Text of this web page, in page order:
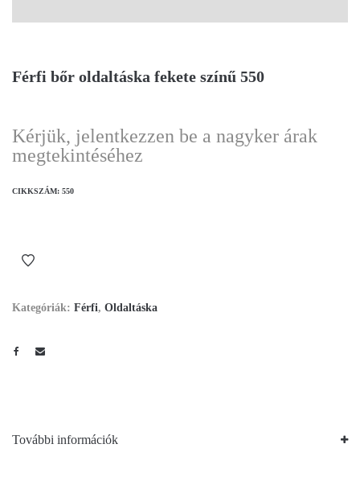
Férfi bőr oldaltáska fekete színű 550
Kérjük, jelentkezzen be a nagyker árak
megtekintéséhez
CIKKSZÁM: 550
Kategóriák: Férfi, Oldaltáska
További információk